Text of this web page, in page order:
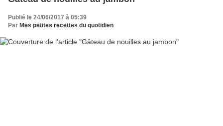
Publié le 24/06/2017 à 05:39
Par Mes petites recettes du quotidien